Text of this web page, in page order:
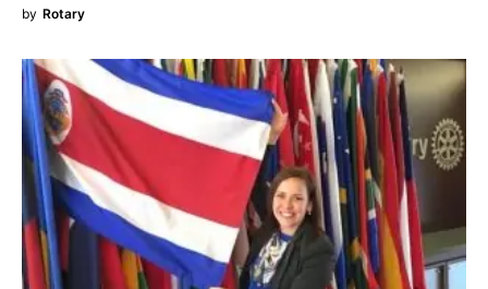
by Rotary